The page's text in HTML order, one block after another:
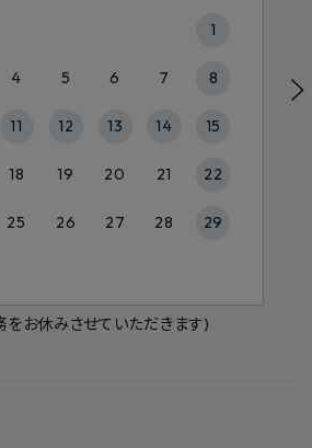
1
4 5 6 7 8
11 12 13 14 15
18 19 20 21 22
25 26 27 28 29
お休みさせていただきます)